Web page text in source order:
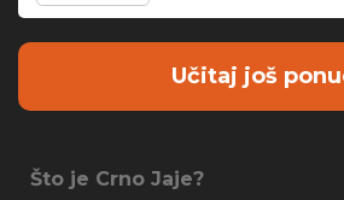
Učitaj još
Što je Crno Jaje?